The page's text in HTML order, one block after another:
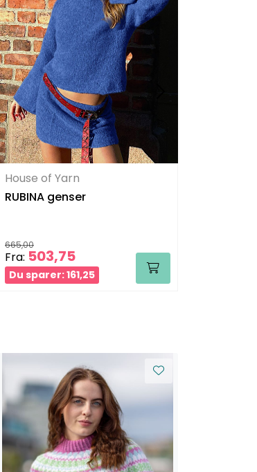
House of Yarn
RUBINA genser
665,00
Fra: 503,75
Du sparer: 161,25